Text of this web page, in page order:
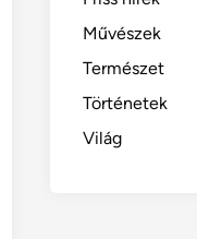
Művészek
Természet
Történetek
Világ